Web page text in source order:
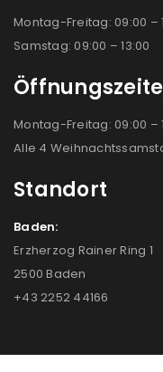
Montag-Freitag: 09:00 –
Samstag: 09:00 – 13:00
Montag-Freitag: 09:00 –
Alle 4
Standort
Baden:
Erzherzog Rainer Ring 1
2500 Baden
+43 2252 44166